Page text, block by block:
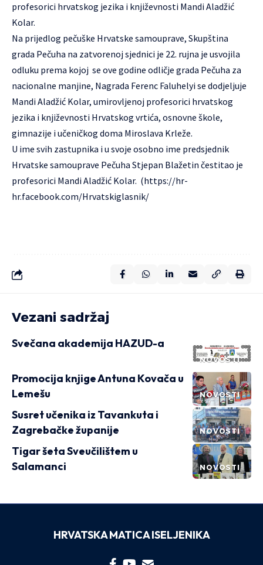
profesorici hrvatskog jezika i književnosti Mandi Aladžić
Kolar.
Na prijedlog pečuške Hrvatske samouprave, Skupština
grada Pečuha na zatvorenoj sjednici je 22. rujna je usvojila
odluku prema kojoj se ove godine odličje grada Pečuha za
nacionalne manjine, Nagrada Ferenc Faluhelyi se dodjeljuje
Mandi Aladžić Kolar, umirovljenoj profesorici hrvatskog
jezika i književnosti Hrvatskog vrtića, osnovne škole,
gimnazije i učeničkog doma Miroslava Krleže.
U ime svih zastupnika i u svoje osobno ime predsjednik
Hrvatske samouprave Pečuha Stjepan Blažetin čestitao je
profesorici Mandi Aladžić Kolar. (https://hr-
hr.facebook.com/Hrvatskiglasnik/
Vezani sadržaj
NOVOSTI
Svečana akademija HAZUD-a
NOVOSTI
Promocija knjige Antuna Kovača u
Lemešu
NOVOSTI
Susret učenika iz Tavankuta i
Zagrebačke županije
NOVOSTI
Tigar šeta Sveučilištem u
Salamanci
HRVATSKA MATICA ISELJENIKA